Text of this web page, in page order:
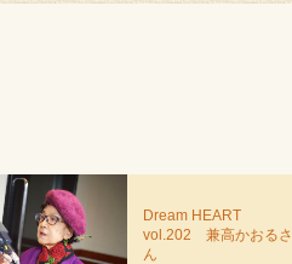
Dream HEART
vol.202 兼高かおるさ
ん